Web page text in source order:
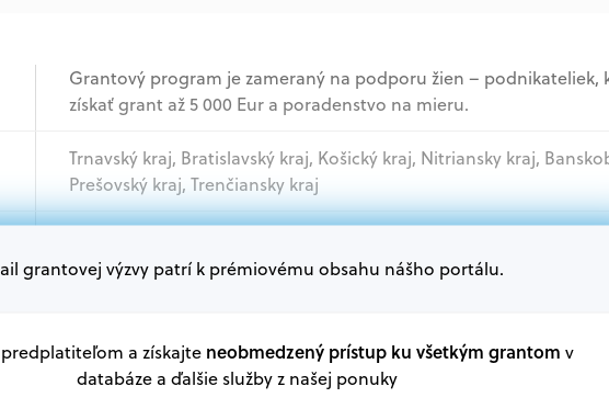
Grantový program je zameraný na podporu žien – podnikateliek,
získať grant až 5 000 Eur a poradenstvo na mieru.
Trnavský kraj, Bratislavský kraj, Košický kraj, Nitriansky kraj,
Prešovský kraj, Trenčiansky kraj
Podnikatelia
V databáze grantov a dotácií na portáli Grantexpert.sk nájdete
plánu obnovy a ďalších zdrojov.
grantovej výzvy patrí k prémiovému obsahu nášho portálu.
a získajte neobmedzený prístup ku všetkým grantom v
databáze a ďalšie služby z našej ponuky